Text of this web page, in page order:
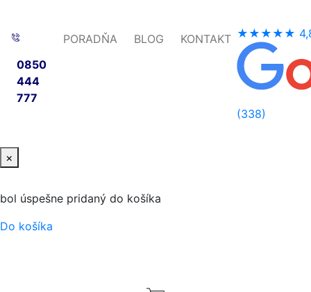
0850
444
777
PORADŇA BLOG KONTAKT ★★★★★
(338)
×
bol úspešne pridaný do košíka
Do košíka